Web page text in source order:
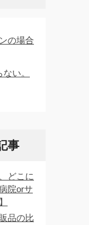
の場合
い。
事
どこに
院orサ
品の比